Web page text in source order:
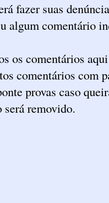
fazer suas
algum comentário
os comentários
comentários com
provas caso
será removido.